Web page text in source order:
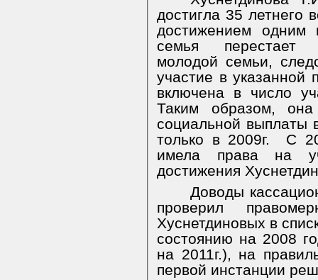
достигла 35 летнего
достижением одним
семья перестает
молодой семьи,
участие в указанной
включена в число
Таким образом,
социальной выплаты
только в 2009г.
С
имела права на
достижения
Доводы
проверил
Хуснетдиновых в
состоянию на 2008
на 2011г.), на
первой инстанции